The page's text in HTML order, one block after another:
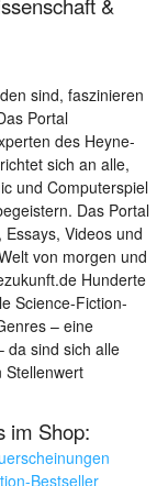
sind, faszinieren
Portal
des Heyne-
sich an alle,
und Computerspiel
Das Portal
Videos und
von morgen und
Hunderte
Science-Fiction-
– eine
da sind sich alle
Stellenwert
im Shop:
Bestseller